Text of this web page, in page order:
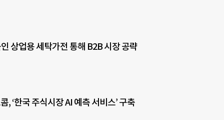
상업용 세탁가전 통해 B2B 시장 공략
, ‘한국 주식시장 AI 예측 서비스’ 구축